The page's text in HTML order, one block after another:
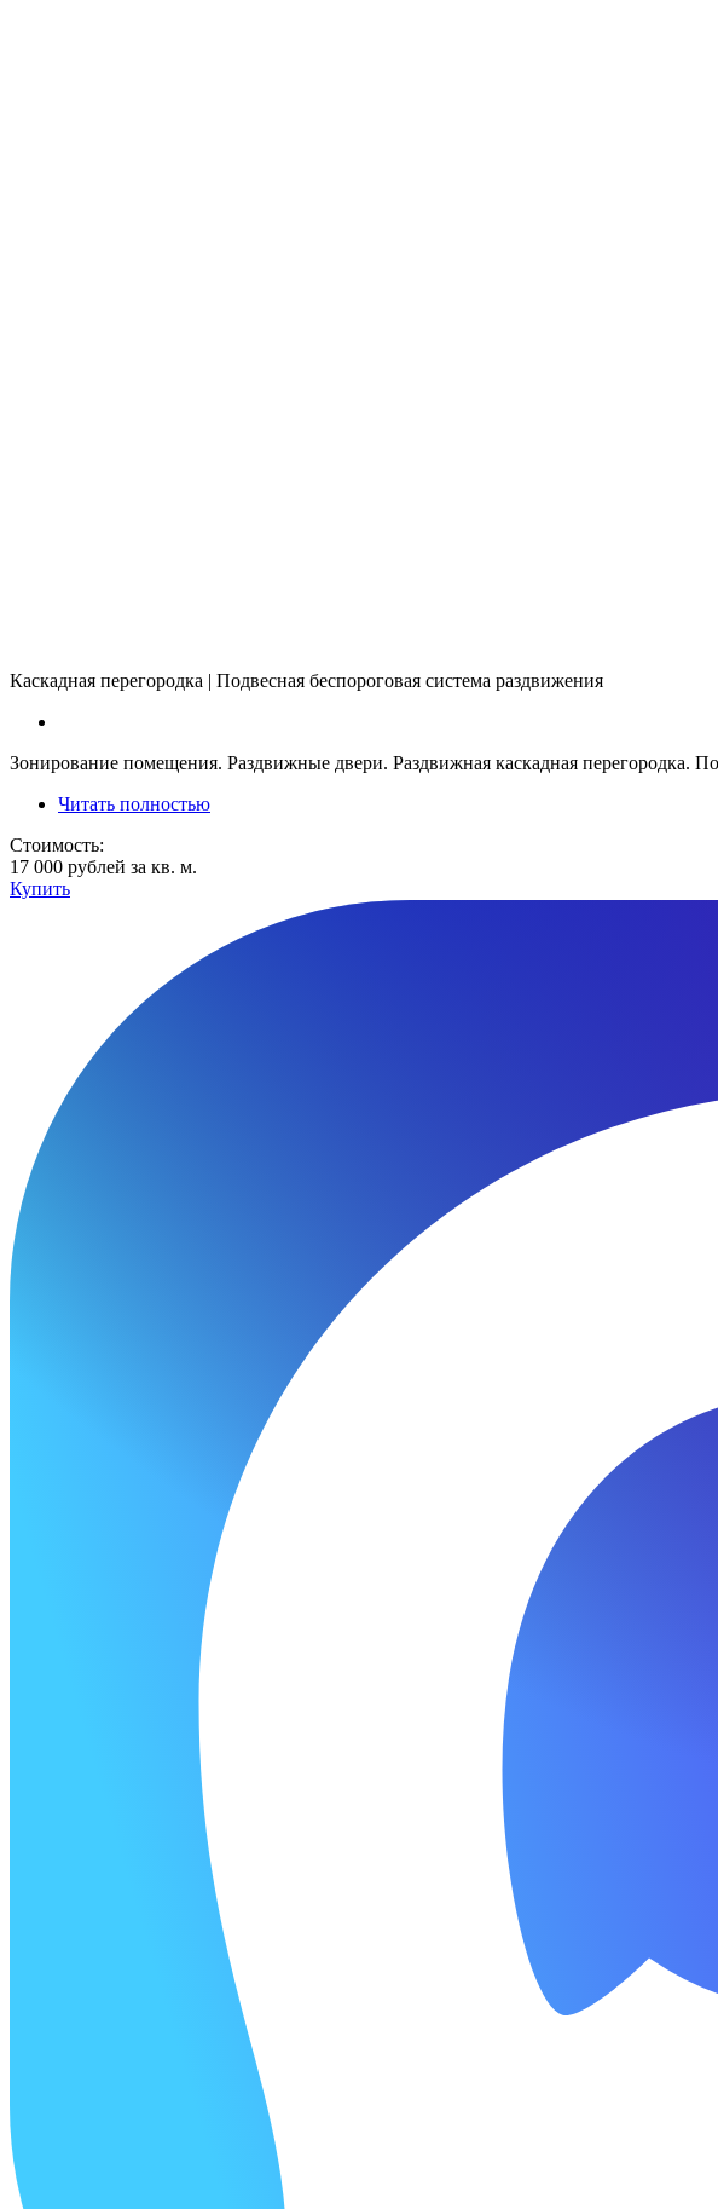
Каскадная перегородка | Подвесная беспороговая система раздвижения
Зонирование помещения. Раздвижные двери. Раздвижная каскадная перегородка.
Читать полностью
Стоимость:
17 000 рублей за кв. м.
Купить